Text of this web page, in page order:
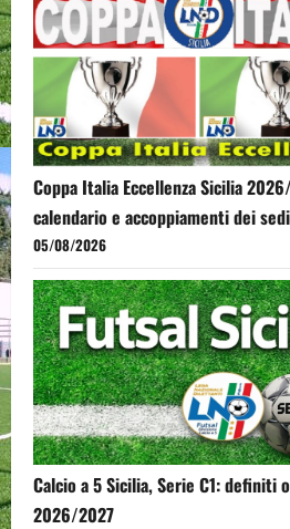
Coppa Italia Eccellenza Sicilia
calendario e accoppiamenti dei
05/08/2026
Calcio a 5 Sicilia, Serie C1: definiti
2026/2027